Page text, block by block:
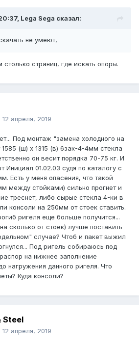
Lega Sega сказал:
не умеют,
страниц, где искать опоры.
12 апреля, 2019
Под монтаж "замена холодного на
1585 (ш) х 1315 (в) 6зак-4-4мм стекла
он весит порядка 70-75 кг. И
Инициал 01.02.03 судя по каталогу с
Есть у меня опасения, что такой
между стойками) сильно прогнет и
треснет, либо сырые стекла 4-ки в
консоли на 250мм от стоек ставить.
ригеля еще больше получится...
сколько от стоек) лучше поставить
случае? Чтоб и пакет выжил
Под ригель собираюсь под
на нижнее заполнение
нагружения данного ригеля. Что
Куда консоли?
Steel
12 апреля, 2019